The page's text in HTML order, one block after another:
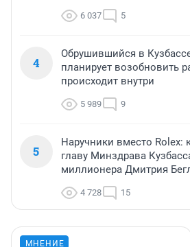
6 037 5
4
Обрушившийся в
планирует возобновить
происходит внутри
5 989 9
5
Наручники вместо Rolex:
главу Минздрава
миллионера Дмитрия
4 728 15
МНЕНИЕ